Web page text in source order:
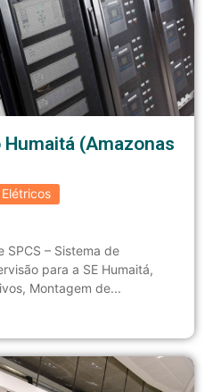
Humaitá (Amazonas
SPCS – Sistema de
para a SE Humaitá,
Montagem de...